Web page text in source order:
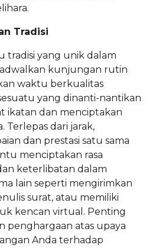
Tradisi
tradisi yang unik dalam
kunjungan rutin
waktu berkualitas
yang dinanti-nantikan
ikatan dan menciptakan
Terlepas dari jarak,
dan prestasi satu sama
menciptakan rasa
keterlibatan dalam
lain seperti mengirimkan
surat, atau memiliki
kencan virtual. Penting
penghargaan atas upaya
Anda terhadap